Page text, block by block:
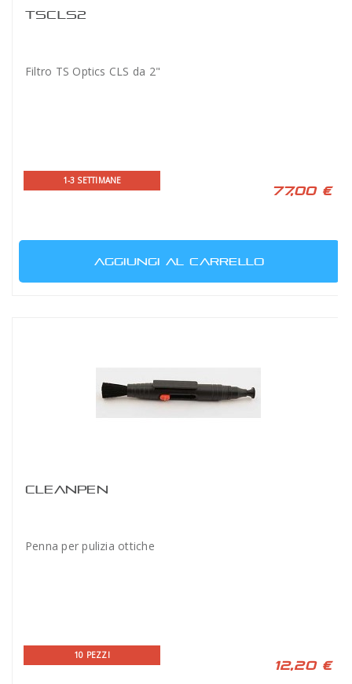
TSCLS2
Filtro TS Optics CLS da 2"
1-3 SETTIMANE
77,00 €
AGGIUNGI AL CARRELLO
CLEANPEN
Penna per pulizia ottiche
10 PEZZI
12,20 €